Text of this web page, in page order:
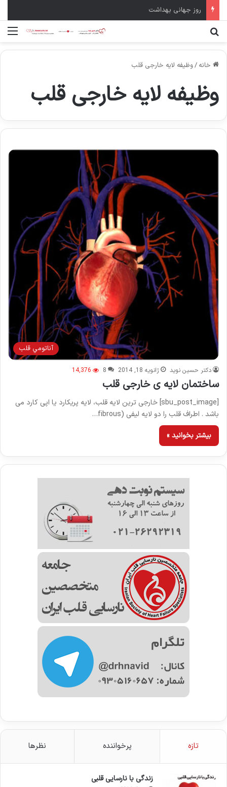
روز جهانی بهداشت
خانه /وظیفه لایه خارجی قلب
وظیفه لایه خارجی قلب
آناتومي قلب
دکتر حسین نوید ژانویه 18, 2014 8
14,376
ساختمان لایه ی خارجی قلب
[sbu_post_image] خارجی ترین لایه قلب، لایه پریکارد یا اپی کارد می
باشد . اطراف قلب را دو لایه لیفی (fibrous…
بیشتر بخوانید »
تازه پرخواننده نظرها
زندگی با نارسایی قلبی